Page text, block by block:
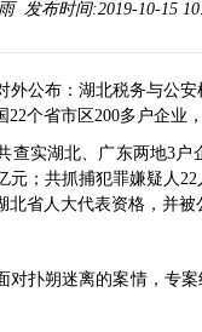
发布时间:2019-10-15
外公布：湖北税务与公
个省市区200多户企业
查实湖北、广东两地3
元；共抓捕犯罪嫌疑人
北省人大代表资格，并
对扑朔迷离的案情，专